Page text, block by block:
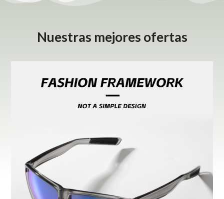
Nuestras mejores ofertas